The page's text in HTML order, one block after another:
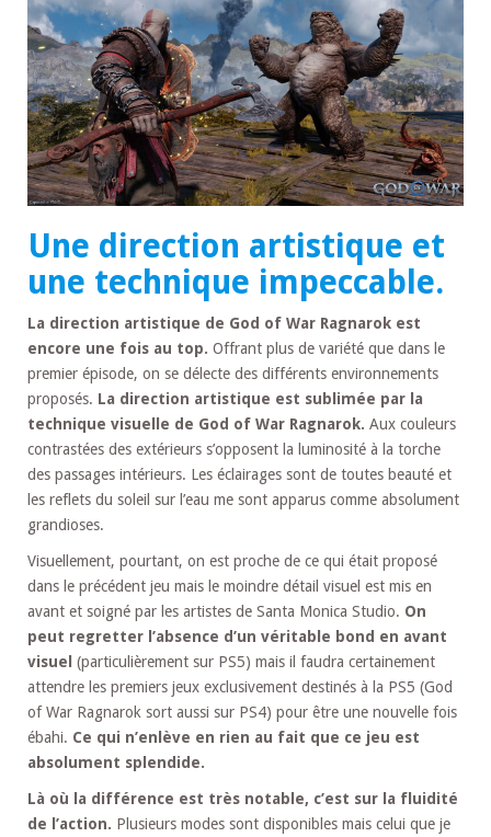
Une direction artistique et
une technique impeccable.
La direction artistique de God of War Ragnarok est
encore une fois au top. Offrant plus de variété que dans le
premier épisode, on se délecte des différents environnements
proposés. La direction artistique est sublimée par la
technique visuelle de God of War Ragnarok. Aux couleurs
contrastées des extérieurs s’opposent la luminosité à la torche
des passages intérieurs. Les éclairages sont de toutes beauté et
les reflets du soleil sur l’eau me sont apparus comme absolument
grandioses.
Visuellement, pourtant, on est proche de ce qui était proposé
dans le précédent jeu mais le moindre détail visuel est mis en
avant et soigné par les artistes de Santa Monica Studio. On
peut regretter l’absence d’un véritable bond en avant
visuel (particulièrement sur PS5) mais il faudra certainement
attendre les premiers jeux exclusivement destinés à la PS5 (God
of War Ragnarok sort aussi sur PS4) pour être une nouvelle fois
ébahi. Ce qui n’enlève en rien au fait que ce jeu est
absolument splendide.
Là où la différence est très notable, c’est sur la fluidité
de l’action. Plusieurs modes sont disponibles mais celui que je